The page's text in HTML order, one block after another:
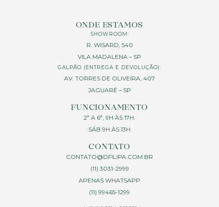
ONDE ESTAMOS
SHOWROOM:
R. WISARD, 540
VILA MADALENA – SP
GALPÃO (ENTREGA E DEVOLUÇÃO):
AV. TORRES DE OLIVEIRA, 407
JAGUARÉ – SP
FUNCIONAMENTO
2ª A 6ª, 9H ÀS 17H.
SÁB 9H ÀS 13H
CONTATO
CONTATO@DFILIPA.COM.BR
(11) 3031-2999
APENAS WHATSAPP
(11) 99465-1299